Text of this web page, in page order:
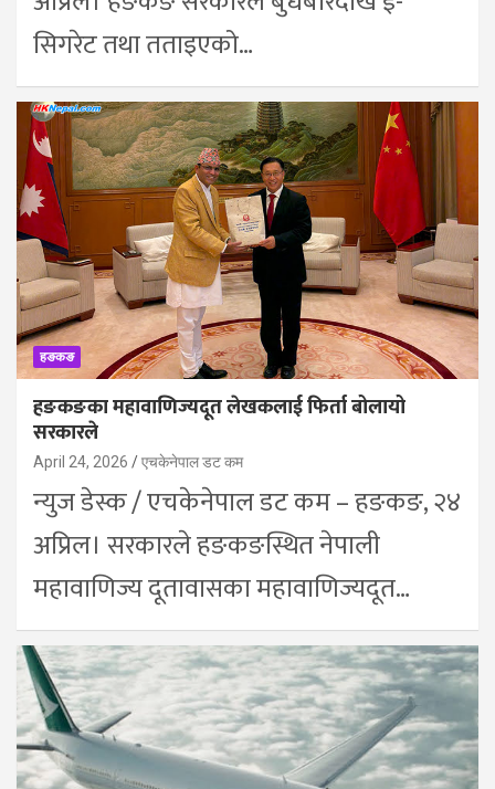
सिगरेट तथा तताइएको…
हङकङ
हङकङका महावाणिज्यदूत लेखकलाई फिर्ता बोलायो
सरकारले
April 24, 2026 एचकेनेपाल डट कम
न्युज डेस्क / एचकेनेपाल डट कम – हङकङ, २४
अप्रिल। सरकारले हङकङस्थित नेपाली
महावाणिज्य दूतावासका महावाणिज्यदूत…